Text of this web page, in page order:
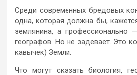
Среди современных бредовых
одна, которая должна бы,
землянина, а профессионально
географов. Но не задевает. Это
кавычек) Земли.
Что могут сказать биология,